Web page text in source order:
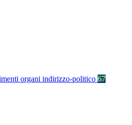
organi indirizzo-politico 67